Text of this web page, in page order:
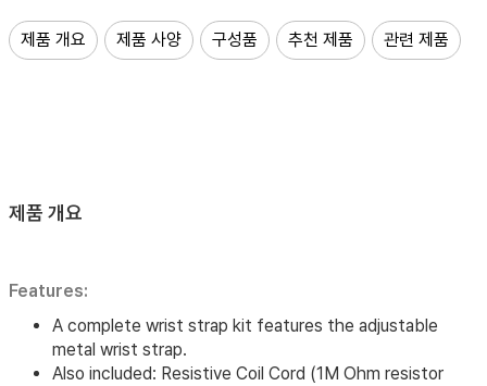
제품 개요 제품 사양 구성품 추천 제품 관련 제품
제품 개요
Features:
A complete wrist strap kit features the adjustable
metal wrist strap.
Also included: Resistive Coil Cord (1M Ohm resistor